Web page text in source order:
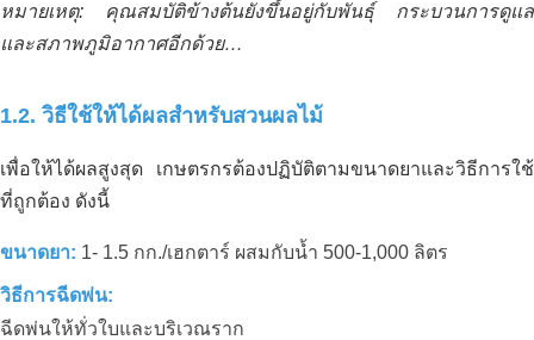
หมายเหตุ: คุณสมบัติข้างต้นยังขึ้นอยู่กับพันธุ์ กระบวนการดูแล
และสภาพภูมิอากาศอีกด้วย…
1.2. วิธีใช้ให้ได้ผลสำหรับสวนผลไม้
เพื่อให้ได้ผลสูงสุด เกษตรกรต้องปฏิบัติตามขนาดยาและวิธีการใช้
ที่ถูกต้อง ดังนี้
ขนาดยา: 1- 1.5 กก./เฮกตาร์ ผสมกับน้ำ 500-1,000 ลิตร
วิธีการฉีดพ่น:
ฉีดพ่นให้ทั่วใบและบริเวณราก